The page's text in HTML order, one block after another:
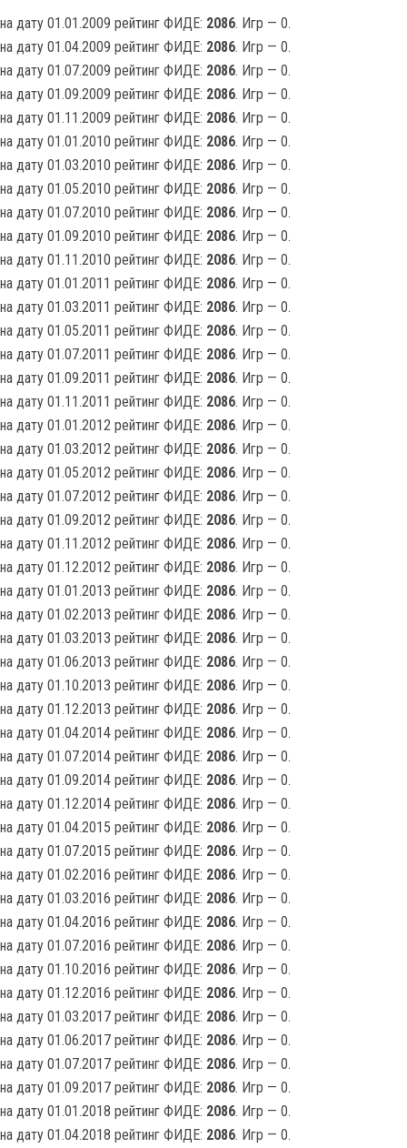
на дату 01.01.2009 рейтинг ФИДЕ: 2086. Игр — 0.
на дату 01.04.2009 рейтинг ФИДЕ: 2086. Игр — 0.
на дату 01.07.2009 рейтинг ФИДЕ: 2086. Игр — 0.
на дату 01.09.2009 рейтинг ФИДЕ: 2086. Игр — 0.
на дату 01.11.2009 рейтинг ФИДЕ: 2086. Игр — 0.
на дату 01.01.2010 рейтинг ФИДЕ: 2086. Игр — 0.
на дату 01.03.2010 рейтинг ФИДЕ: 2086. Игр — 0.
на дату 01.05.2010 рейтинг ФИДЕ: 2086. Игр — 0.
на дату 01.07.2010 рейтинг ФИДЕ: 2086. Игр — 0.
на дату 01.09.2010 рейтинг ФИДЕ: 2086. Игр — 0.
на дату 01.11.2010 рейтинг ФИДЕ: 2086. Игр — 0.
на дату 01.01.2011 рейтинг ФИДЕ: 2086. Игр — 0.
на дату 01.03.2011 рейтинг ФИДЕ: 2086. Игр — 0.
на дату 01.05.2011 рейтинг ФИДЕ: 2086. Игр — 0.
на дату 01.07.2011 рейтинг ФИДЕ: 2086. Игр — 0.
на дату 01.09.2011 рейтинг ФИДЕ: 2086. Игр — 0.
на дату 01.11.2011 рейтинг ФИДЕ: 2086. Игр — 0.
на дату 01.01.2012 рейтинг ФИДЕ: 2086. Игр — 0.
на дату 01.03.2012 рейтинг ФИДЕ: 2086. Игр — 0.
на дату 01.05.2012 рейтинг ФИДЕ: 2086. Игр — 0.
на дату 01.07.2012 рейтинг ФИДЕ: 2086. Игр — 0.
на дату 01.09.2012 рейтинг ФИДЕ: 2086. Игр — 0.
на дату 01.11.2012 рейтинг ФИДЕ: 2086. Игр — 0.
на дату 01.12.2012 рейтинг ФИДЕ: 2086. Игр — 0.
на дату 01.01.2013 рейтинг ФИДЕ: 2086. Игр — 0.
на дату 01.02.2013 рейтинг ФИДЕ: 2086. Игр — 0.
на дату 01.03.2013 рейтинг ФИДЕ: 2086. Игр — 0.
на дату 01.06.2013 рейтинг ФИДЕ: 2086. Игр — 0.
на дату 01.10.2013 рейтинг ФИДЕ: 2086. Игр — 0.
на дату 01.12.2013 рейтинг ФИДЕ: 2086. Игр — 0.
на дату 01.04.2014 рейтинг ФИДЕ: 2086. Игр — 0.
на дату 01.07.2014 рейтинг ФИДЕ: 2086. Игр — 0.
на дату 01.09.2014 рейтинг ФИДЕ: 2086. Игр — 0.
на дату 01.12.2014 рейтинг ФИДЕ: 2086. Игр — 0.
на дату 01.04.2015 рейтинг ФИДЕ: 2086. Игр — 0.
на дату 01.07.2015 рейтинг ФИДЕ: 2086. Игр — 0.
на дату 01.02.2016 рейтинг ФИДЕ: 2086. Игр — 0.
на дату 01.03.2016 рейтинг ФИДЕ: 2086. Игр — 0.
на дату 01.04.2016 рейтинг ФИДЕ: 2086. Игр — 0.
на дату 01.07.2016 рейтинг ФИДЕ: 2086. Игр — 0.
на дату 01.10.2016 рейтинг ФИДЕ: 2086. Игр — 0.
на дату 01.12.2016 рейтинг ФИДЕ: 2086. Игр — 0.
на дату 01.03.2017 рейтинг ФИДЕ: 2086. Игр — 0.
на дату 01.06.2017 рейтинг ФИДЕ: 2086. Игр — 0.
на дату 01.07.2017 рейтинг ФИДЕ: 2086. Игр — 0.
на дату 01.09.2017 рейтинг ФИДЕ: 2086. Игр — 0.
на дату 01.01.2018 рейтинг ФИДЕ: 2086. Игр — 0.
на дату 01.04.2018 рейтинг ФИДЕ: 2086. Игр — 0.